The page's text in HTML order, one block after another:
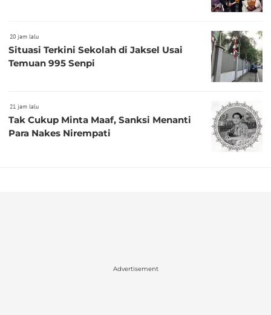
20 jam lalu
Situasi Terkini Sekolah di Jaksel Usai
Temuan 995 Senpi
21 jam lalu
Tak Cukup Minta Maaf, Sanksi Menanti
Para Nakes Nirempati
Advertisement